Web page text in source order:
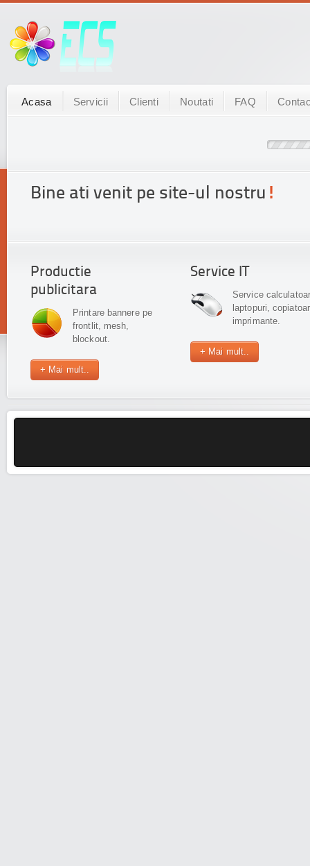
Acasa Servicii Clienti Noutati FAQ
Bine ati venit pe site-ul nostru !
Productie
publicitara
Printare bannere pe
frontlit, mesh,
blockout.
+ Mai mult..
Service IT
Service
laptopuri,
imprimante.
+ Mai mult..